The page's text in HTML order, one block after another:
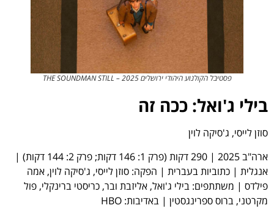
פסטיבל הקולנוע היהודי ירושלים 2025 – THE SOUNDMAN STILL
בילי ג'ואל: ככה זה
סוזן לייסי, ג'סיקה לוין
ארה"ב 2025 | 290 דקות (פרק 1: 146 דקות; פרק 2: 144 דקות) |
אנגלית | כתוביות בעברית | הפקה: סוזן לייסי, ג'סיקה לוין, אמה
פילדס | משתתפים: בילי ג'ואל, אליזבת ובר, כריסטי ברינקלי, פול
מקרטני, ברוס ספרינגסטין | באדיבות: HBO